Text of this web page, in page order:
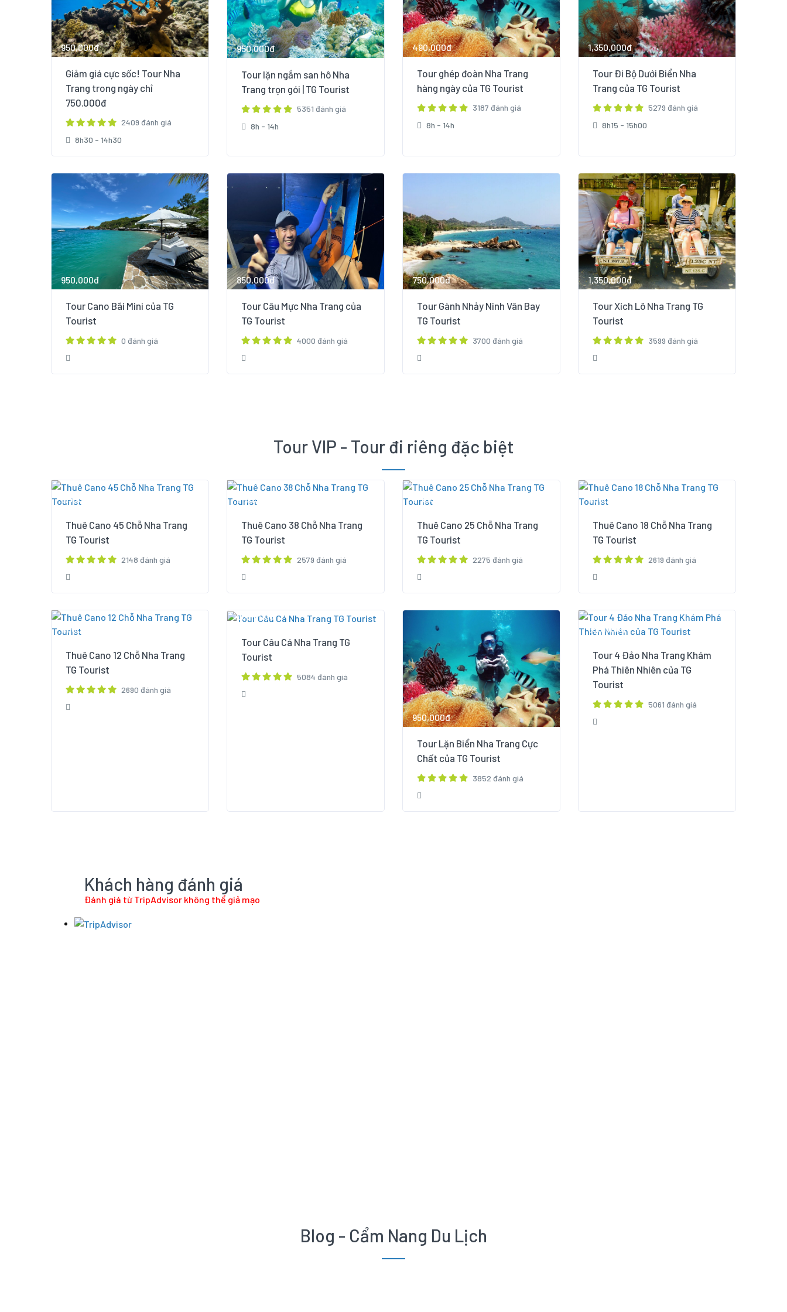
950,000đ
Giảm giá cực sốc! Tour Nha
Trang trong ngày chỉ
750.000đ
2409 đánh giá
8h30 - 14h30
950,000đ
Tour lặn ngắm san hô Nha
Trang trọn gói | TG Tourist
5351 đánh giá
8h - 14h
490,000đ
Tour ghép đoàn Nha Trang
hàng ngày của TG Tourist
3187 đánh giá
8h - 14h
1,350,000đ
Tour Đi Bộ Dưới Biển Nha
Trang của TG Tourist
5279 đánh giá
8h15 - 15h00
950,000đ
Tour Cano Bãi Mini của TG
Tourist
0 đánh giá
850,000đ
Tour Câu Mực Nha Trang của
TG Tourist
4000 đánh giá
750,000đ
Tour Gành Nhảy Ninh Vân Bay
TG Tourist
3700 đánh giá
1,350,000đ
Tour Xích Lô Nha Trang TG
Tourist
3599 đánh giá
Tour VIP - Tour đi riêng đặc biệt
3,500,000đ
Thuê Cano 45 Chỗ Nha Trang
TG Tourist
2148 đánh giá
2,800,000đ
Thuê Cano 38 Chỗ Nha Trang
TG Tourist
2579 đánh giá
2,500,000đ
Thuê Cano 25 Chỗ Nha Trang
TG Tourist
2275 đánh giá
1,500,000đ
Thuê Cano 18 Chỗ Nha Trang
TG Tourist
2619 đánh giá
1,600,000đ
Thuê Cano 12 Chỗ Nha Trang
TG Tourist
2690 đánh giá
950,000đ
Tour Câu Cá Nha Trang TG
Tourist
5084 đánh giá
950,000đ
Tour Lặn Biển Nha Trang Cực
Chất của TG Tourist
3852 đánh giá
950,000đ
Tour 4 Đảo Nha Trang Khám
Phá Thiên Nhiên của TG
Tourist
5061 đánh giá
Khách hàng đánh giá
Đánh giá từ TripAdvisor không thể giả mạo
Blog - Cẩm Nang Du Lịch